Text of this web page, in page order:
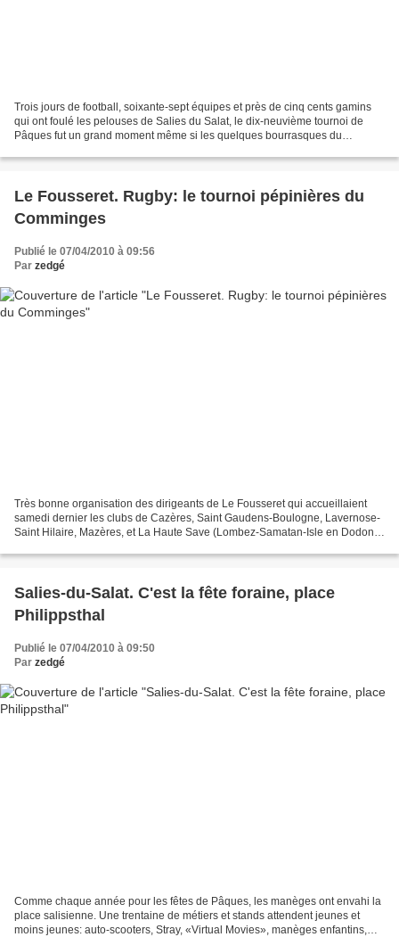
Trois jours de football, soixante-sept équipes et près de cinq cents gamins
qui ont foulé les pelouses de Salies du Salat, le dix-neuvième tournoi de
Pâques fut un grand moment même si les quelques bourrasques du
Le Fousseret. Rugby: le tournoi pépinières du
Comminges
Publié le 07/04/2010 à 09:56
Par zedgé
Très bonne organisation des dirigeants de Le Fousseret qui accueillaient
samedi dernier les clubs de Cazères, Saint Gaudens-Boulogne, Lavernose-
Saint Hilaire, Mazères, et La Haute Save (Lombez-Samatan-Isle en Dodon).
Salies-du-Salat. C'est la fête foraine, place
Philippsthal
Publié le 07/04/2010 à 09:50
Par zedgé
Comme chaque année pour les fêtes de Pâques, les manèges ont envahi la
place salisienne. Une trentaine de métiers et stands attendent jeunes et
moins jeunes: auto-scooters, Stray, «Virtual Movies», manèges enfantins,